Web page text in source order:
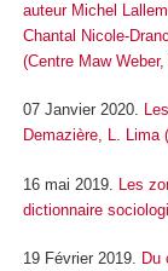
auteur Michel
Chantal Nicole-
(Centre Maw Weber,
07 Janvier 2020.
Demazière, L. Lima
16 mai 2019. Les
dictionnaire
19 Février 2019. Du